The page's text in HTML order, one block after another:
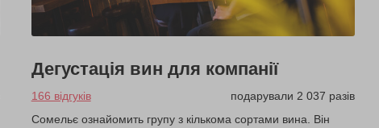
Дегустація вин для компанії
166 відгуків
подарували 2 037 разів
Сомельє ознайомить групу з кількома сортами вина. Він